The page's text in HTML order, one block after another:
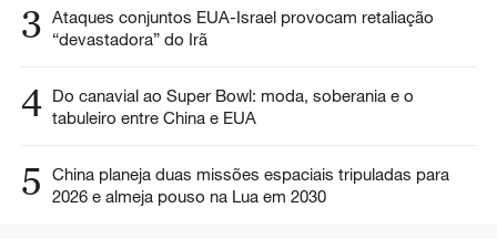
3 Ataques conjuntos EUA-Israel provocam retaliação
“devastadora” do Irã
4 Do canavial ao Super Bowl: moda, soberania e o
tabuleiro entre China e EUA
5
China planeja duas missões espaciais tripuladas para
2026 e almeja pouso na Lua em 2030